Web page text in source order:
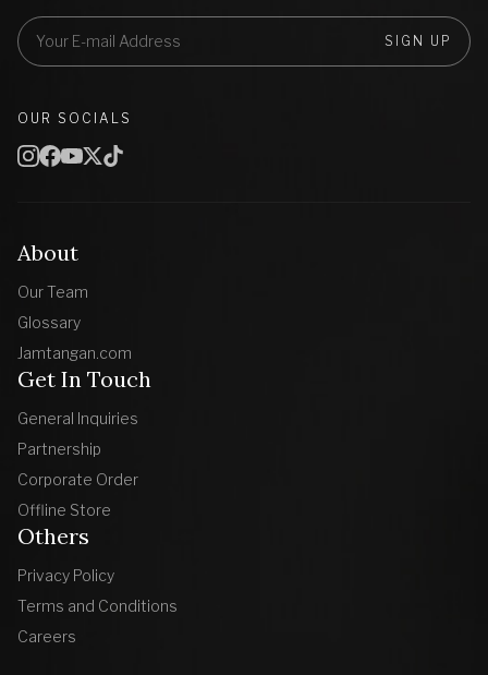
About
Our Team
Glossary
Jamtangan.com
Get In Touch
General Inquiries
Partnership
Corporate Order
Offline Store
Others
Privacy Policy
Terms and Conditions
Careers
SIGN UP
OUR SOCIALS